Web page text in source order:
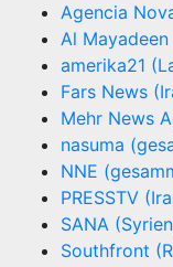
Agencia
Al
amerika21
Fars News
Mehr News
nasuma
NNE
PRESSTV
SANA
Southfront